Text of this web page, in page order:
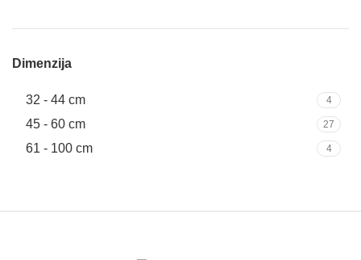
Dimenzija
32 - 44 cm 4
45 - 60 cm 27
61 - 100 cm 4